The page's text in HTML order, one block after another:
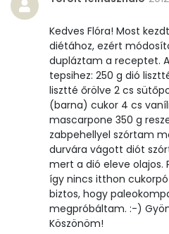
β-karotin
β-crypt
Likopin
Lut-zea
Összesen
Kedves Flóra! Most
diétához, ezért
dupláztam a receptet.
tepsihez: 250 g dió
lisztté őrölve 2 cs
(barna) cukor 4 cs
mascarpone 350 g
zabpehellyel szórtam
durvára vágott diót
mert a dió eleve olajos.
így nincs itthon
biztos, hogy
megpróbáltam. :-)
Köszönöm!